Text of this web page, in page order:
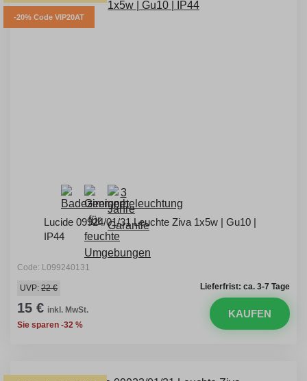
-20% Code VIP20AT
Lucide 09924/01/31 Leuchte Ziva 1x5w | Gu10 |
IP44
Code: L099240131
Lieferfrist: ca. 3-7 Tage
UVP: 22 €
15 € inkl. MwSt.
Sie sparen -32 %
KAUFEN